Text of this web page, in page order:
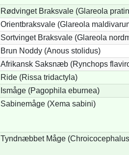
Rødvinget Braksvale (Glareola
Orientbraksvale (Glareola
Sortvinget Braksvale (Glareola
Brun Noddy (Anous stolidus)
Afrikansk Saksnæb (Rynchops
Ride (Rissa tridactyla)
Ismåge (Pagophila eburnea)
Sabinemåge (Xema sabini)
Tyndnæbbet Måge